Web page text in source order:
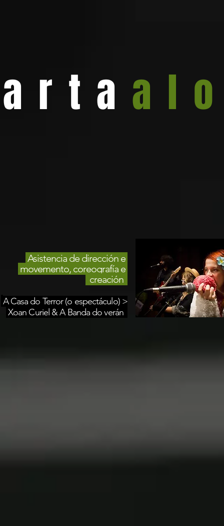
Asistencia de dirección e
movemento, coreografía e
creación
A Casa do Terror (o espectáculo) >
Xoan Curiel & A Banda do verán